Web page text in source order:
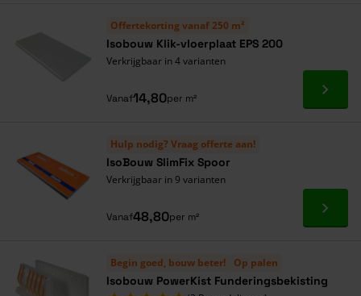
Offertekorting vanaf 250 m²
Isobouw Klik-vloerplaat EPS 200
Verkrijgbaar in 4 varianten
Vanaf14,80per m² Ga
Hulp nodig? Vraag offerte aan!
IsoBouw SlimFix Spoor
Verkrijgbaar in 9 varianten
Vanaf48,80per m² Ga
Begin goed, bouw beter! Op palen
Isobouw PowerKist Funderingsbekisting